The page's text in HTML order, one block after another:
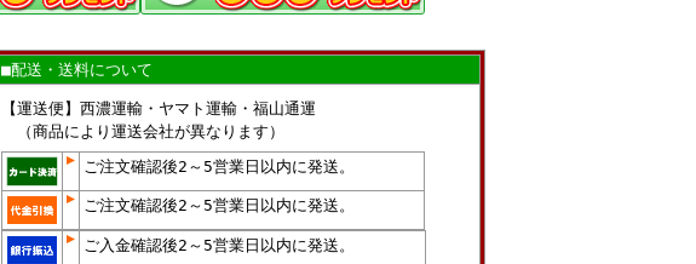
■配送・送料について
【運送便】西濃運輸・ヤマト運輸・福山通運
（商品により運送会社が異なります）
ご注文確認後2～5営業日以内に発送。
ご注文確認後2～5営業日以内に発送。
ご入金確認後2～5営業日以内に発送。